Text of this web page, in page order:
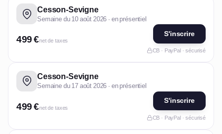
Cesson-Sevigne
Semaine du 10 août 2026 · en présentiel
499 €net de taxes
S'inscrire
CB · PayPal · sécurisé
Cesson-Sevigne
Semaine du 17 août 2026 · en présentiel
499 €net de taxes
S'inscrire
CB · PayPal · sécurisé